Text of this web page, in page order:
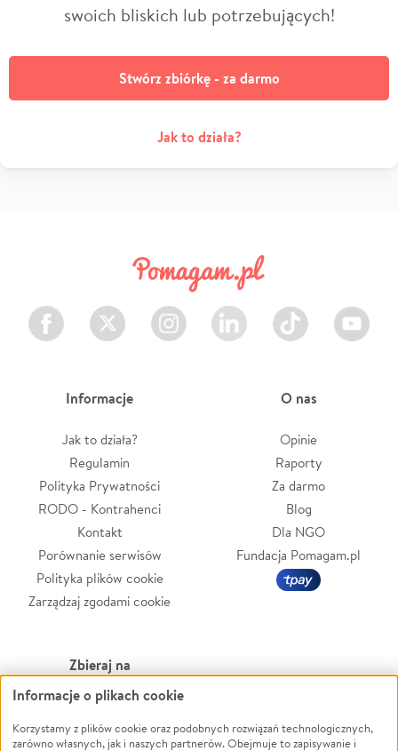
swoich bliskich lub potrzebujących!
Stwórz zbiórkę - za darmo
Jak to działa?
Facebook Twitter Instagram LinkedIn TikTok Youtube
Informacje
Jak to działa?
Regulamin
Polityka Prywatności
RODO - Kontrahenci
Kontakt
Porównanie serwisów
Polityka plików cookie
Zarządzaj zgodami cookie
O nas
Opinie
Raporty
Za darmo
Blog
Dla NGO
Fundacja Pomagam.pl
Zbieraj na
Leczenie
Zwierzęta
Powódź
Informacje o plikach cookie
Korzystamy z plików cookie oraz podobnych rozwiązań technologicznych,
zarówno własnych, jak i naszych partnerów. Obejmuje to zapisywanie i